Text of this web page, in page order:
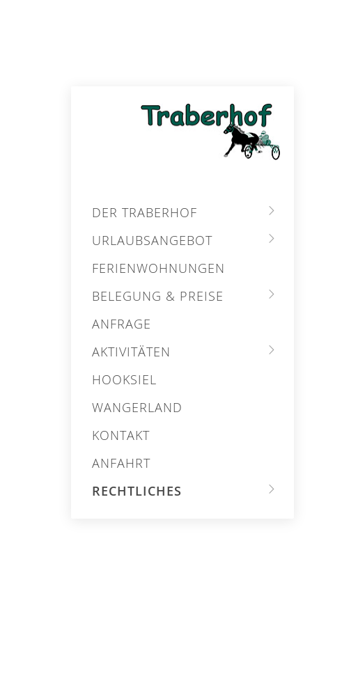
DER TRABERHOF
URLAUBSANGEBOT
FERIENWOHNUNGEN
BELEGUNG & PREISE
ANFRAGE
AKTIVITÄTEN
HOOKSIEL
WANGERLAND
KONTAKT
ANFAHRT
RECHTLICHES